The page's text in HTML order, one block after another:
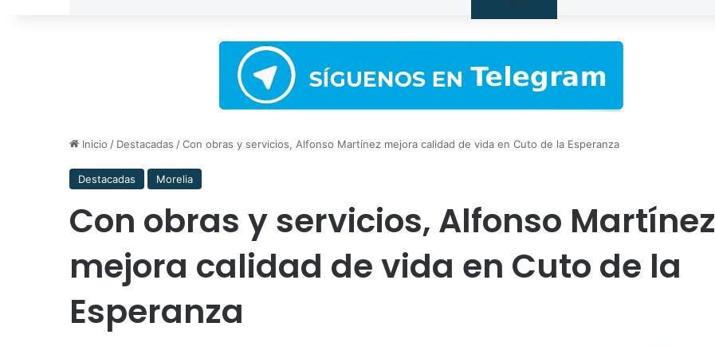
Inicio / Destacadas /Con obras y servicios, Alfonso Martínez mejora calidad de vida en Cuto de la Esperanza
Destacadas Morelia
Con obras y servicios, Alfonso Martínez
mejora calidad de vida en Cuto de la
Esperanza